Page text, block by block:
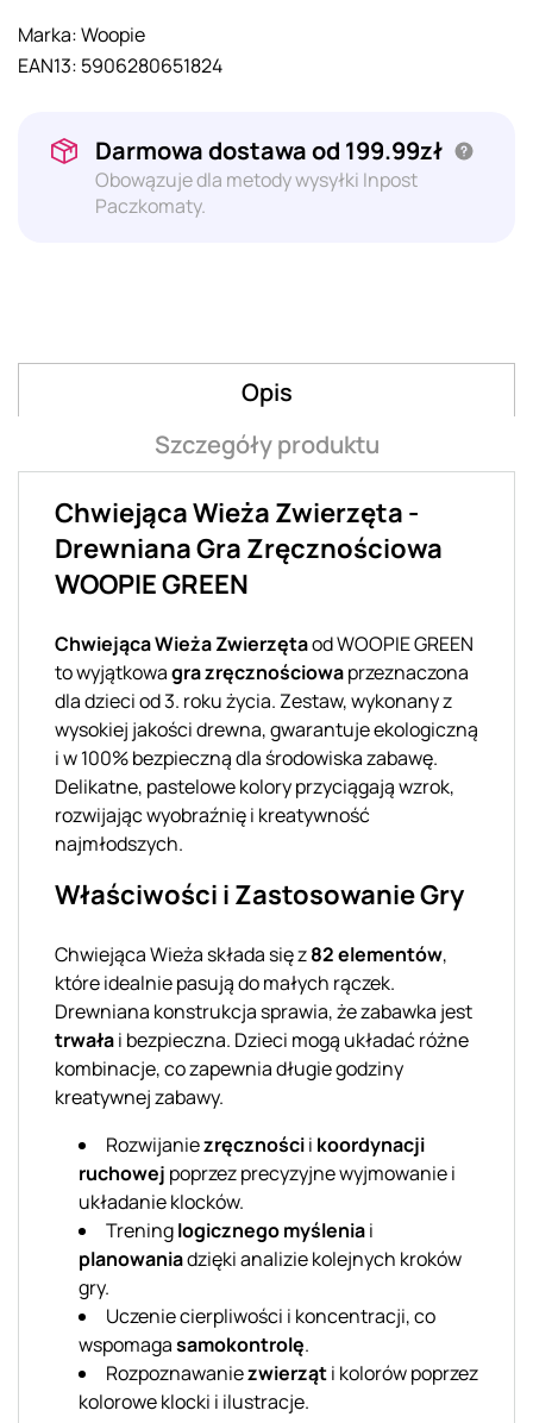
Marka:Woopie
EAN13: 5906280651824
Darmowa dostawa od 199.99zł
Obowązuje dla metody wysyłki Inpost
Paczkomaty.
Opis
Szczegóły produktu
Chwiejąca Wieża Zwierzęta -
Drewniana Gra Zręcznościowa
WOOPIE GREEN
Chwiejąca Wieża Zwierzętaod WOOPIE GREEN
to wyjątkowagra zręcznościowaprzeznaczona
dla dzieci od 3. roku życia. Zestaw, wykonany z
wysokiej jakości drewna, gwarantuje ekologiczną
i w 100% bezpieczną dla środowiska zabawę.
Delikatne, pastelowe kolory przyciągają wzrok,
rozwijając wyobraźnię i kreatywność
najmłodszych.
Właściwości i Zastosowanie Gry
Chwiejąca Wieża składa się z82 elementów,
które idealnie pasują do małych rączek.
Drewniana konstrukcja sprawia, że zabawka jest
trwałai bezpieczna. Dzieci mogą układać różne
kombinacje, co zapewnia długie godziny
kreatywnej zabawy.
Rozwijaniezręcznościi koordynacji
ruchowej poprzez precyzyjne wyjmowanie i
układanie klocków.
Treninglogicznego myśleniai
planowaniadzięki analizie kolejnych kroków
gry.
Uczenie cierpliwości i koncentracji, co
wspomagasamokontrolę.
Rozpoznawaniezwierząti kolorów poprzez
kolorowe klocki i ilustracje.